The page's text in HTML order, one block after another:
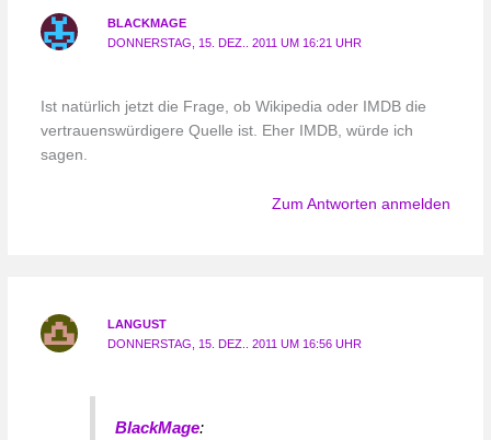
BLACKMAGE
DONNERSTAG, 15. DEZ.. 2011 UM 16:21 UHR
Ist natürlich jetzt die Frage, ob Wikipedia oder IMDB die
vertrauenswürdigere Quelle ist. Eher IMDB, würde ich
sagen.
Zum Antworten anmelden
LANGUST
DONNERSTAG, 15. DEZ.. 2011 UM 16:56 UHR
BlackMage: